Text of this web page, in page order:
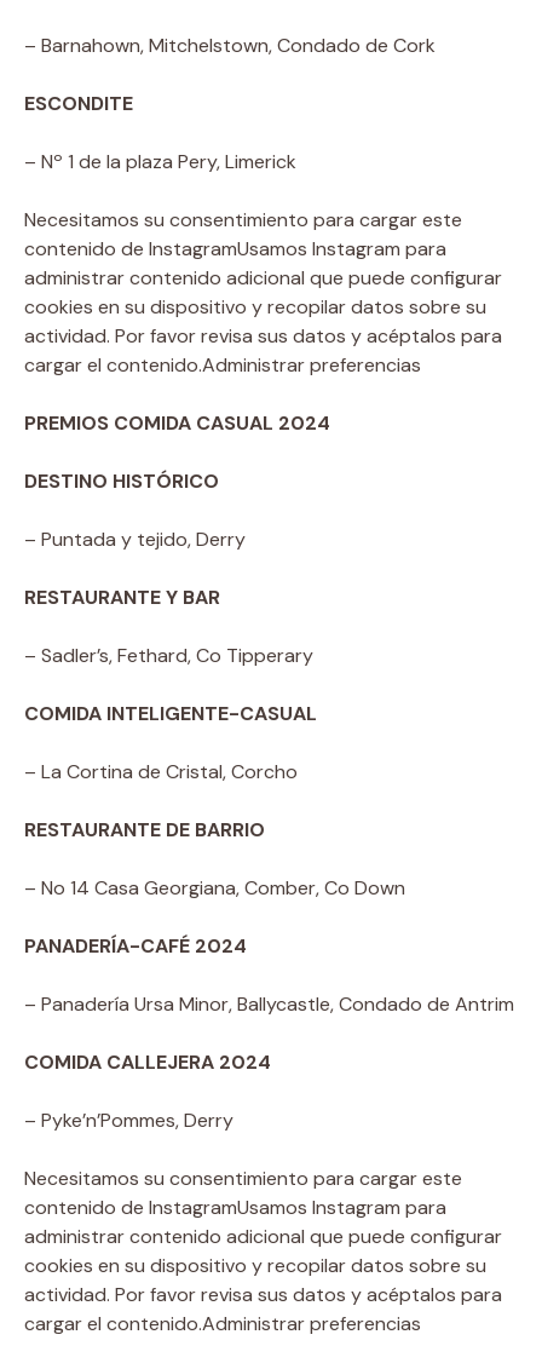
– Barnahown, Mitchelstown, Condado de Cork
ESCONDITE
– Nº 1 de la plaza Pery, Limerick
Necesitamos su consentimiento para cargar este
contenido de InstagramUsamos Instagram para
administrar contenido adicional que puede configurar
cookies en su dispositivo y recopilar datos sobre su
actividad. Por favor revisa sus datos y acéptalos para
cargar el contenido.Administrar preferencias
PREMIOS COMIDA CASUAL 2024
DESTINO HISTÓRICO
– Puntada y tejido, Derry
RESTAURANTE Y BAR
– Sadler’s, Fethard, Co Tipperary
COMIDA INTELIGENTE-CASUAL
– La Cortina de Cristal, Corcho
RESTAURANTE DE BARRIO
– No 14 Casa Georgiana, Comber, Co Down
PANADERÍA-CAFÉ 2024
– Panadería Ursa Minor, Ballycastle, Condado de Antrim
COMIDA CALLEJERA 2024
– Pyke’n’Pommes, Derry
Necesitamos su consentimiento para cargar este
contenido de InstagramUsamos Instagram para
administrar contenido adicional que puede configurar
cookies en su dispositivo y recopilar datos sobre su
actividad. Por favor revisa sus datos y acéptalos para
cargar el contenido.Administrar preferencias